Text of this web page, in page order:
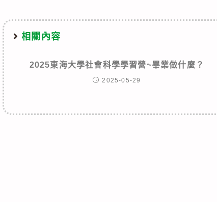
相關內容
2025東海大學社會科學學習營~畢業做什麼？
2025-05-29